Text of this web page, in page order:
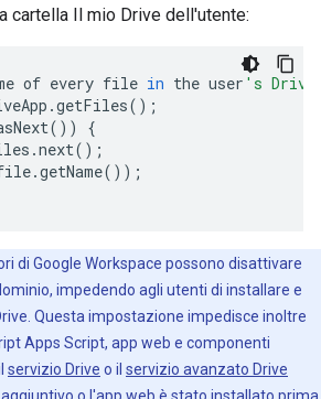
cartella Il mio Drive dell'utente:
of every file in the user 's
.getFiles();
())
{
.next();
.getName());
di Google Workspace possono disattivare
impedendo agli utenti di installare e
Questa impostazione impedisce inoltre
Apps Script, app web e componenti
servizio Drive o il servizio avanzato Drive